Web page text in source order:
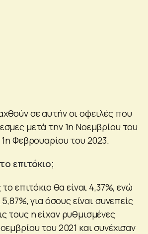
σε αυτήν οι οφειλές που
μετά την 1η Νοεμβρίου του
Φεβρουαρίου του 2023.
επιτόκιο;
το επιτόκιο θα είναι 4,37%, ενώ
5,87%, για όσους είναι συνεπείς
τους η είχαν ρυθμισμένες
του 2021 και συνέχισαν